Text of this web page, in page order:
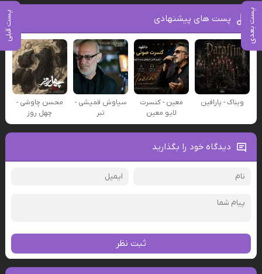
پست بعدی پست قبلی پست های پیشنهادی
ویناک - پارافین
معین - کنسرت
لایو معین
سیاوش قمیشی -
تبر
محسن چاوشی -
چهل روز
دیدگاه خود را بگذارید
ثبت نظر